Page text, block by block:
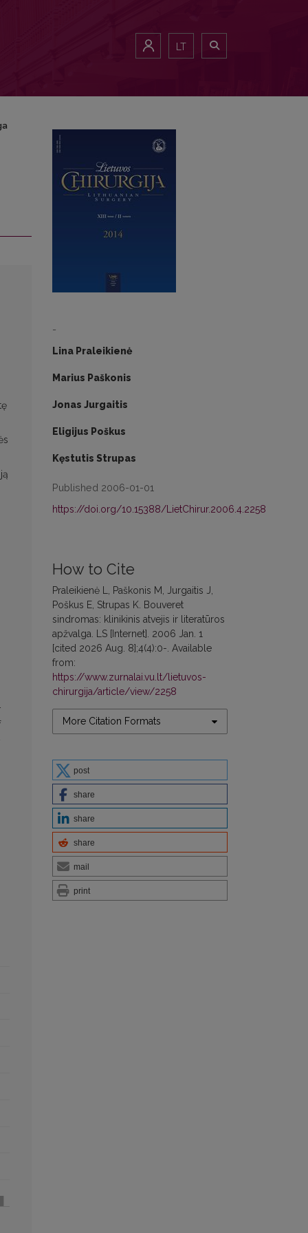
LT
-
Lina Praleikienė
Marius Paškonis
Jonas Jurgaitis
Eligijus Poškus
Kęstutis Strupas
Published 2006-01-01
https://doi.org/10.15388/LietChirur.2006.4.2258
How to Cite
Praleikienė L, Paškonis M, Jurgaitis J,
Poškus E, Strupas K. Bouveret
sindromas: klinikinis atvejis ir literatūros
apžvalga. LS [Internet]. 2006 Jan. 1
[cited 2026 Aug. 8];4(4):0-. Available
from:
https://www.zurnalai.vu.lt/lietuvos-
chirurgija/article/view/2258
More Citation Formats
post
share
share
share
mail
print